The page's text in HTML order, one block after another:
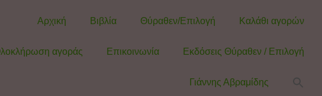
Αρχική Βιβλία Θύραθεν/Επιλογή Καλάθι αγορών
αγοράς Επικοινωνία Εκδόσεις Θύραθεν / Επιλογή
Γιάννης Αβραμίδης